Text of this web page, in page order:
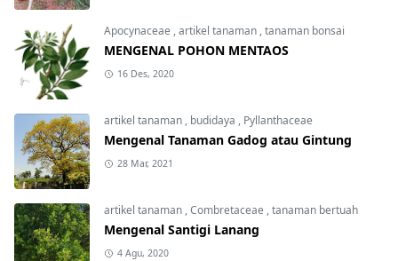
Apocynaceae ,artikel tanaman ,tanaman bonsai
MENGENAL POHON MENTAOS
16 Des, 2020
artikel tanaman , budidaya , Pyllanthaceae
Mengenal Tanaman Gadog atau Gintung
28 Mar, 2021
artikel tanaman ,Combretaceae ,tanaman bertuah
Mengenal Santigi Lanang
4 Agu, 2020